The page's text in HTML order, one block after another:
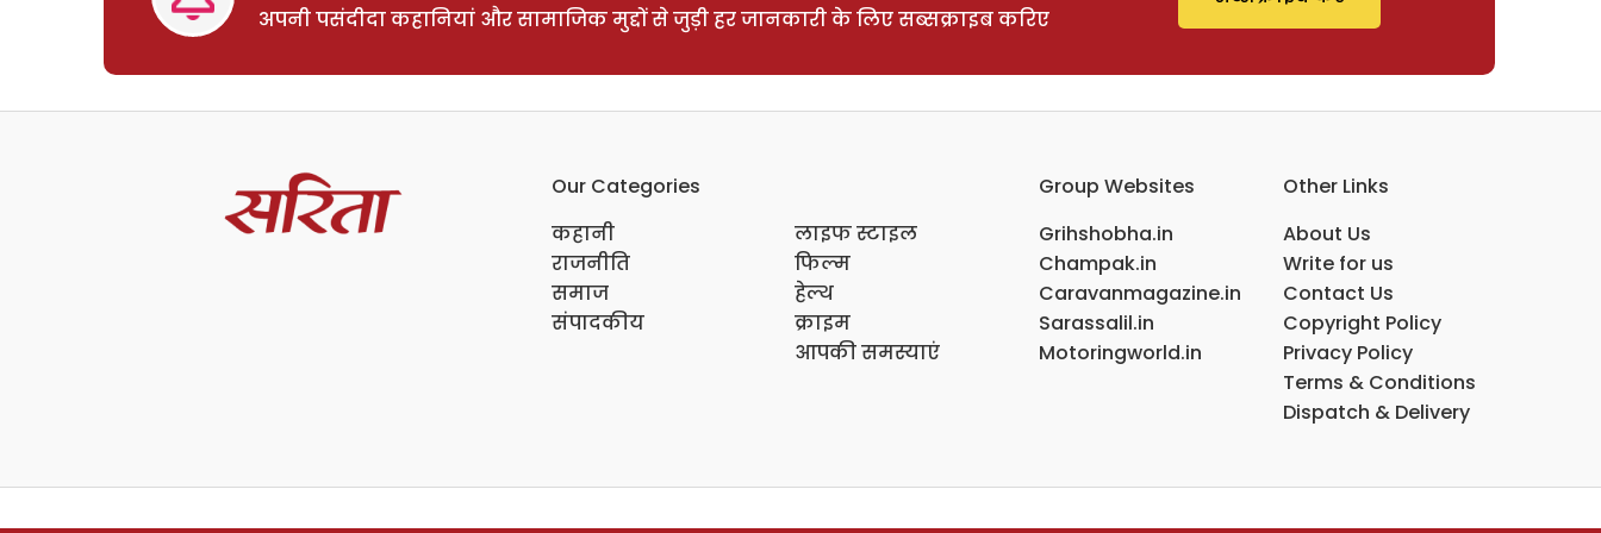
अपनी पसंदीदा कहानियां और सामाजिक मुद्दों से जुड़ी हर जानकारी के लिए सब्सक्राइब करिए
Our Categories
कहानी
राजनीति
समाज
संपादकीय
लाइफ स्टाइल
फिल्म
हेल्थ
क्राइम
आपकी समस्याएं
Group Websites
Grihshobha.in
Champak.in
Caravanmagazine.in
Sarassalil.in
Motoringworld.in
Other Links
About Us
Write for us
Contact Us
Copyright Policy
Privacy Policy
Terms & Conditions
Dispatch & Delivery